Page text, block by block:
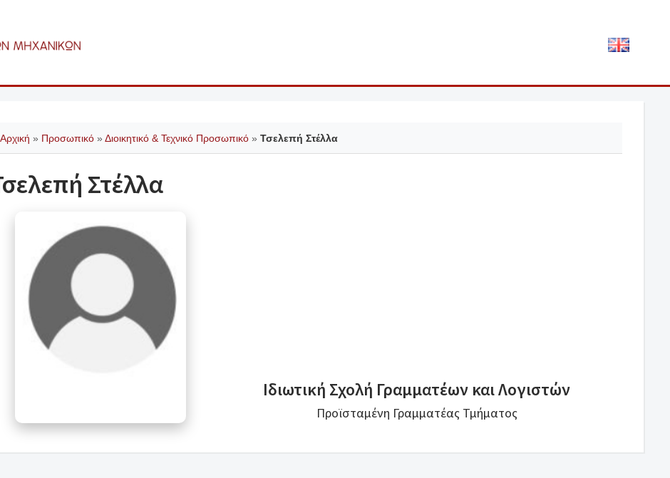
Αρχική » Προσωπικό» Διοικητικό & Τεχνικό Προσωπικό» Τσελεπή Στέλλα
Στέλλα
Ιδιωτική Σχολή Γραμματέων και Λογιστών
Προϊσταμένη Γραμματέας Τμήματος